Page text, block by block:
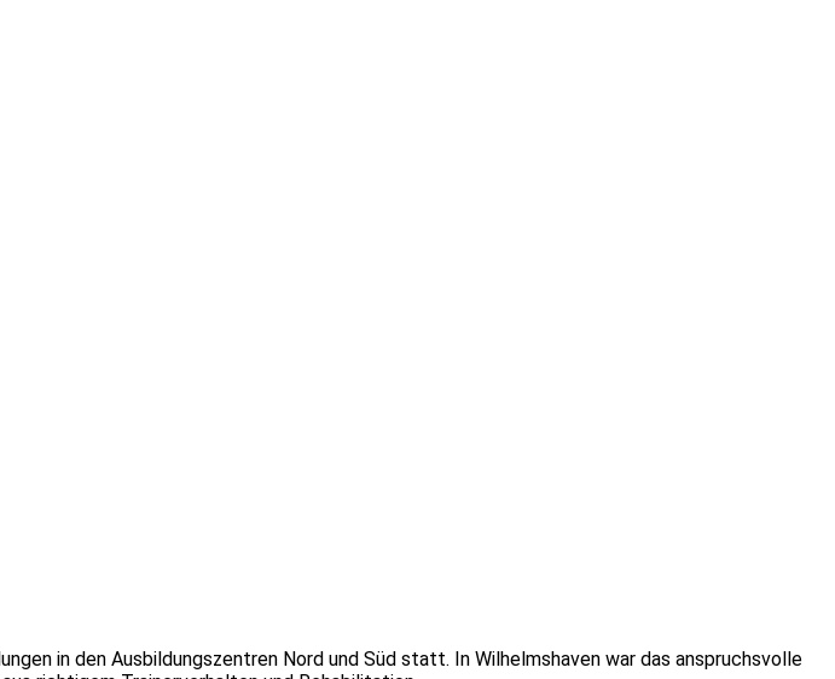
in den Ausbildungszentren Nord und Süd statt. In Wilhelmshaven war das anspruchsvolle